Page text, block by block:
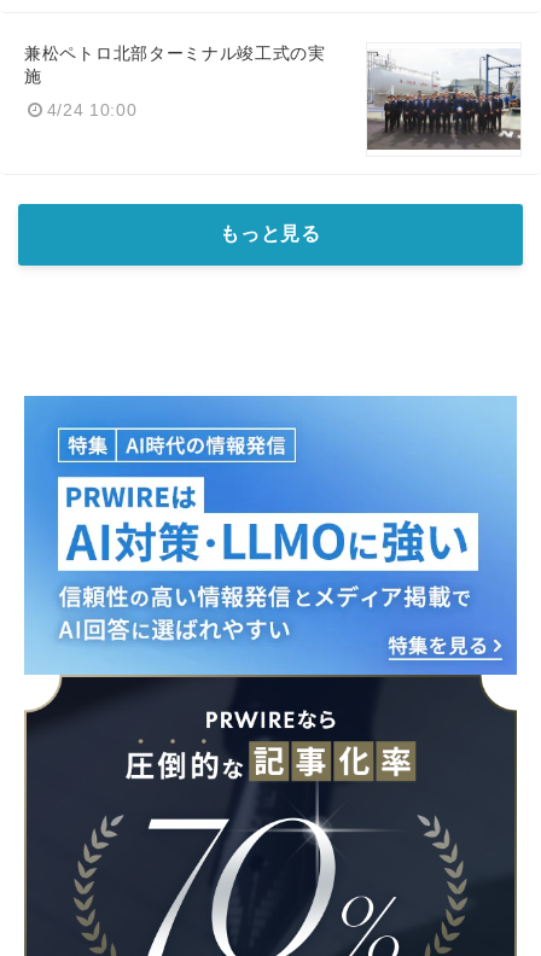
兼松ペトロ北部ターミナル竣工式の実
施
4/24 10:00
もっと見る